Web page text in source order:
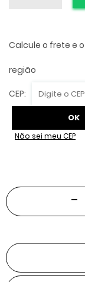
Não sei meu CEP